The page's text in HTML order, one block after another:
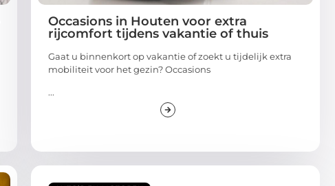
Occasions in Houten voor extra
rijcomfort tijdens vakantie of thuis
Gaat u binnenkort op vakantie of zoekt u tijdelijk extra
mobiliteit voor het gezin? Occasions
...